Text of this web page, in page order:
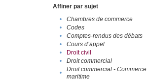
Affiner par sujet
•
Chambres de commerce
•
Codes
•
Comptes-rendus des débats
•
Cours d’appel
•
Droit civil
•
Droit commercial
•
Droit commercial - Commerce
maritime